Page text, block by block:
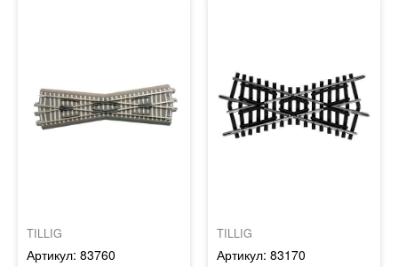
TILLIG
83760
TILLIG
83170